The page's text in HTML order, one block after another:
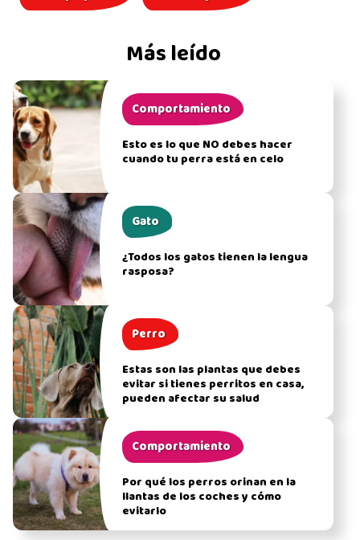
Más leído
Comportamiento
Esto es lo que NO debes hacer
cuando tu perra está en celo
Gato
¿Todos los gatos tienen la lengua
rasposa?
Perro
Estas son las plantas que debes
evitar si tienes perritos en casa,
pueden afectar su salud
Comportamiento
Por qué los perros orinan en la
llantas de los coches y cómo
evitarlo